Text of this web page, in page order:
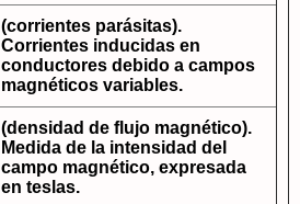
(corrientes parásitas).
Corrientes inducidas en
conductores debido a campos
magnéticos variables.
(densidad de flujo magnético).
Medida de la intensidad del
campo magnético, expresada
en teslas.